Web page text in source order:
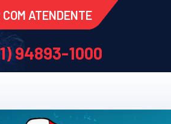
ATENDENTE
94893-1000